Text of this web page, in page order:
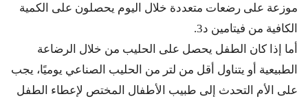
موزعة على رضعات متعددة خلال اليوم يحصلون على الكمية
الكافية من فيتامين د3.
أما إذا كان الطفل يحصل على الحليب من خلال الرضاعة
الطبيعية أو يتناول أقل من لتر من الحليب الصناعي يوميًا، يجب
على الأم التحدث إلى طبيب الأطفال المختص لإعطاء الطفل